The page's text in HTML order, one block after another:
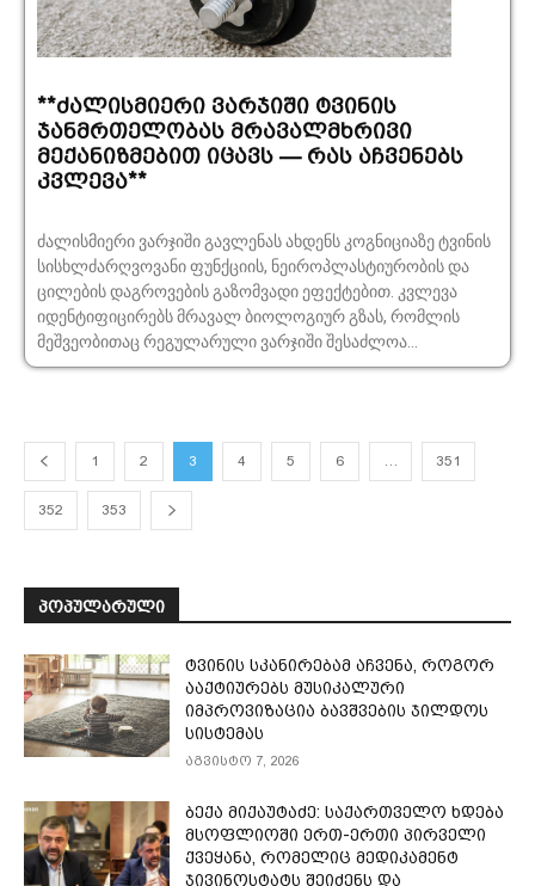
**ძალისმიერი ვარჯიში ტვინის
ჯანმრთელობას მრავალმხრივი
მექანიზმებით იცავს — რას აჩვენებს
კვლევა**
ძალისმიერი ვარჯიში გავლენას ახდენს კოგნიციაზე ტვინის
სისხლძარღვოვანი ფუნქციის, ნეიროპლასტიურობის და
ცილების დაგროვების გაზომვადი ეფექტებით. კვლევა
იდენტიფიცირებს მრავალ ბიოლოგიურ გზას, რომლის
მეშვეობითაც რეგულარული ვარჯიში შესაძლოა...
1 2 3 4 5 6 … 351
352 353
ᲞᲝᲞᲣᲚᲐᲠᲣᲚᲘ
ტვინის სკანირებამ აჩვენა, როგორ
ააქტიურებს მუსიკალური
იმპროვიზაცია ბავშვების ჯილდოს
სისტემას
აგვისტო 7, 2026
ბექა მიქაუტაძე: საქართველო ხდება
მსოფლიოში ერთ-ერთი პირველი
ქვეყანა, რომელიც მედიკამენტ
ჯივინოსტატს შეიძენს და